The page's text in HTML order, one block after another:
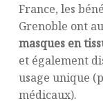
France, les
Grenoble ont
masques en
et également
usage unique
médicaux).